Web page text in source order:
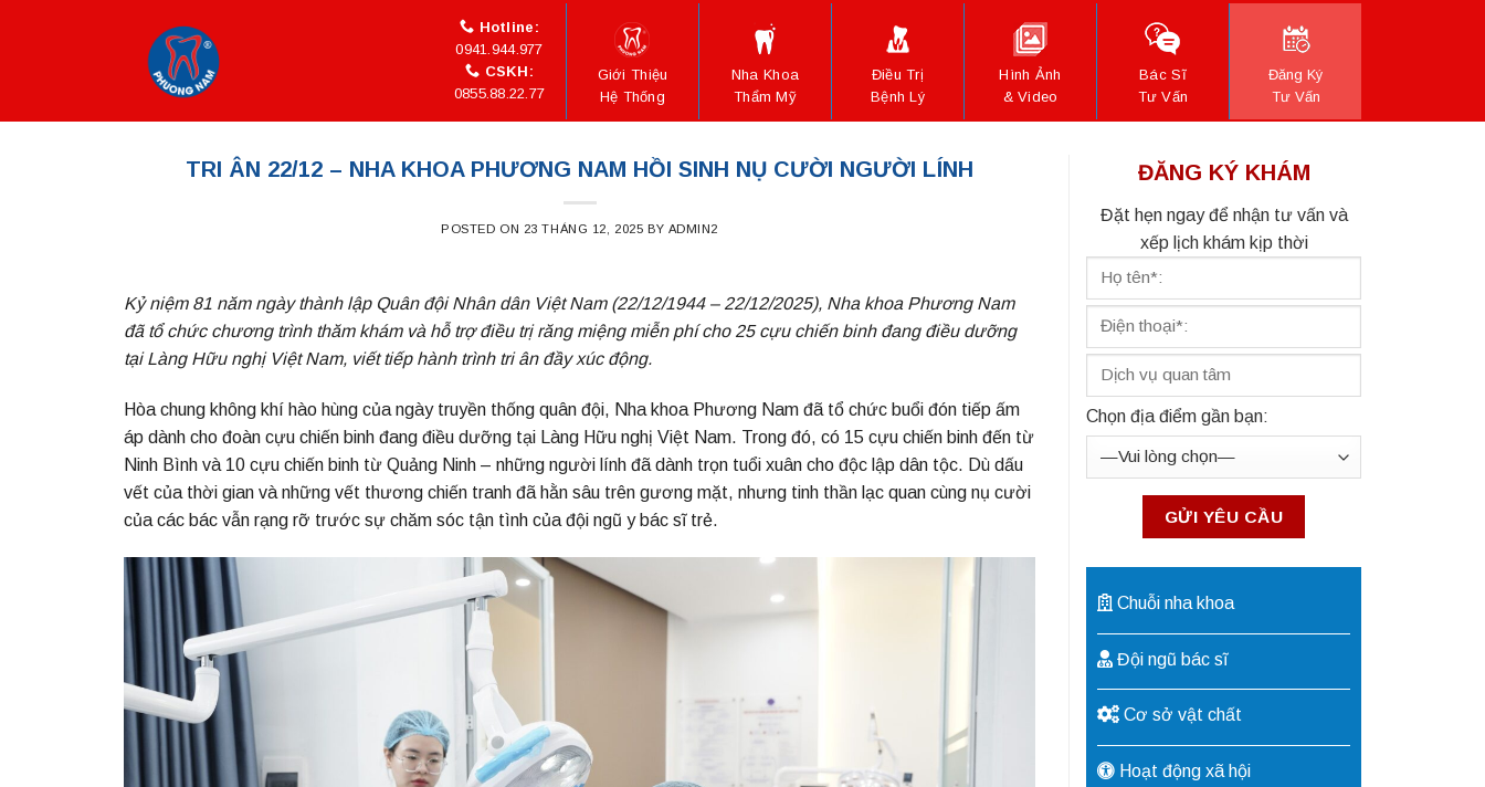
Hotline:
0941.944.977
CSKH:
0855.88.22.77
Giới Thiệu
Hệ Thống
Nha Khoa
Thẩm Mỹ
Điều Trị
Bệnh Lý
Hình Ảnh
& Video
Bác Sĩ
Tư Vấn
Đăng Ký
Tư Vấn
TRI ÂN 22/12 – NHA KHOA PHƯƠNG NAM HỒI SINH NỤ CƯỜI NGƯỜI LÍNH
POSTED ON 23 THÁNG 12, 2025 BY ADMIN2
Kỷ niệm 81 năm ngày thành lập Quân đội Nhân dân Việt Nam (22/12/1944 – 22/12/2025), Nha khoa Phương Nam
đã tổ chức chương trình thăm khám và hỗ trợ điều trị răng miệng miễn phí cho 25 cựu chiến binh đang điều dưỡng
tạiLàng Hữu nghị Việt Nam, viết tiếp hành trình tri ân đầy xúc động.
Hòa chung không khí hào hùng của ngày truyền thống quân đội, Nha khoa Phương Nam đã tổ chức buổi đón tiếp ấm
áp dành cho đoàn cựu chiến binh đang điều dưỡng tại Làng Hữu nghị Việt Nam. Trong đó, có 15 cựu chiến binh đến từ
Ninh Bình và 10 cựu chiến binh từ Quảng Ninh – những người lính đã dành trọn tuổi xuân cho độc lập dân tộc. Dù dấu
vết của thời gian và những vết thương chiến tranh đã hằn sâu trên gương mặt, nhưng tinh thần lạc quan cùng nụ cười
của các bác vẫn rạng rỡ trước sự chăm sóc tận tình của đội ngũ y bác sĩ trẻ.
ĐĂNG KÝ KHÁM
Đặt hẹn ngay để nhận tư vấn và
xếp lịch khám kịp thời
Chọn địa điểm gần bạn:
Chuỗi nha khoa
Đội ngũ bác sĩ
Cơ sở vật chất
Hoạt động xã hội